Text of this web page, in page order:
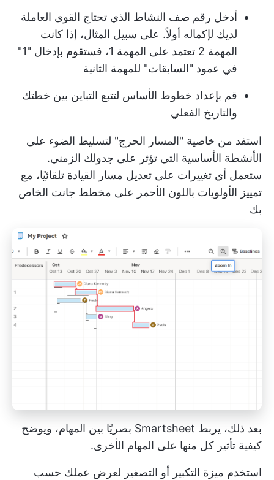
أدخل رقم صف النشاط الذي تحتاج القوى العاملة
لديك لإكماله أولاً. على سبيل المثال، إذا كانت
المهمة 2 تعتمد على المهمة 1، فستقوم بإدخال "1"
في عمود "السابقات" للمهمة الثانية
قم بإعداد خطوط الأساس لتتبع التباين بين خطتك
والتاريخ الفعلي
استفد من خاصية "المسار الحرج" لتسليط الضوء على
الأنشطة الأساسية التي تؤثر على جدولك الزمني.
ستعمل أي تغييرات على تعديل مسار القيادة تلقائيًا، مع
تمييز الأولويات باللون الأحمر على مخطط جانت الخاص
بك
بعد ذلك، يربط Smartsheet بصريًا بين المهام، ويوضح
كيفية تأثير كل منها على المهام الأخرى.
استخدم ميزة التكبير أو التصغير لعرض عملك حسب